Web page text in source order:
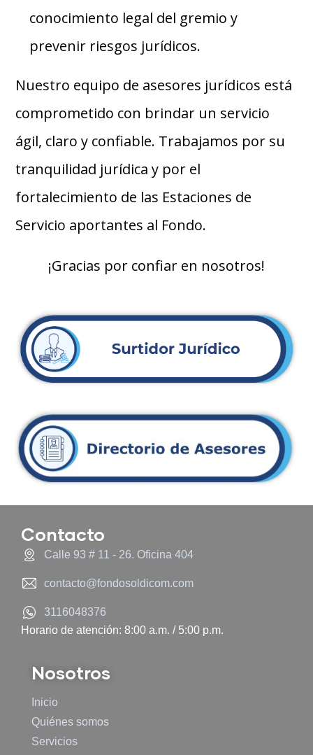
conocimiento legal del gremio y
prevenir riesgos jurídicos.
Nuestro equipo de asesores jurídicos está
comprometido con brindar un servicio
ágil, claro y confiable. Trabajamos por su
tranquilidad jurídica y por el
fortalecimiento de las Estaciones de
Servicio aportantes al Fondo.
¡Gracias por confiar en nosotros!
Contacto
Calle 93 # 11 - 26. Oficina 404
contacto@fondosoldicom.com
3116048376
Horario de atención: 8:00 a.m. / 5:00 p.m.
Nosotros
Inicio
Quiénes somos
Servicios